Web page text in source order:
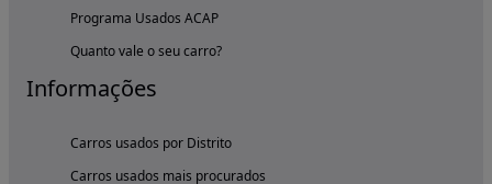
Programa Usados ACAP
Quanto vale o seu carro?
Informações
Carros usados por Distrito
Carros usados mais procurados